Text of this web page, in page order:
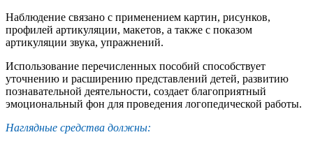
Наблюдение связано с применением картин, рисунков,
профилей артикуляции, макетов, а также с показом
артикуляции звука, упражнений.
Использование перечисленных пособий способствует
уточнению и расширению представлений детей, развитию
познавательной деятельности, создает благоприятный
эмоциональный фон для проведения логопедической работы.
Наглядные средства должны: